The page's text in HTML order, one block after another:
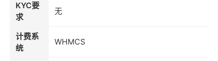
KYC要
求
无
计费系
统
WHMCS